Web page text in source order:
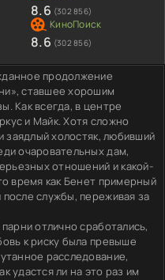
8.6 (302 856)
8.6 (302 856)
продолжение
ставшее хорошим
Как всегда, в центре
и Майк. Хотя сложно
заядлый холостяк, любивший
очаровательных дам,
отношений и какой-
время как Бенет примерный
службы, переживая за
отлично сработались,
к риску была превыше
расследование,
удастся ли на это раз им